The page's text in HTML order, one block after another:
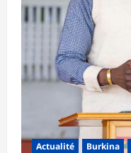
Actualité Burkina